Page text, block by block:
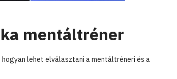
mentáltréner
hogyan lehet elválasztani a mentáltréneri és a